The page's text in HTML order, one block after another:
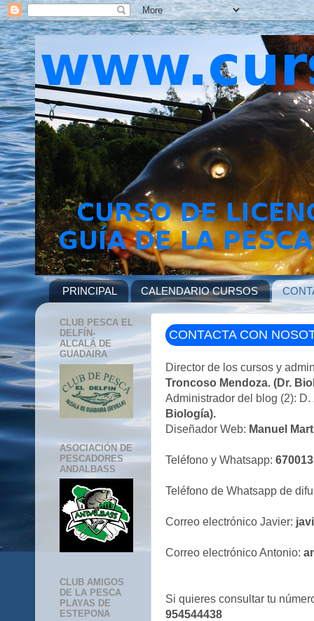
PRINCIPAL CALENDARIO CURSOS
CONTACTA CON
Director de los cursos y
Troncoso Mendoza. (Dr.
Administrador del blog (2): D.
Biología).
Diseñador Web: Manuel
Teléfono y Whatsapp:
Teléfono de Whatsapp de
Correo electrónico Javier:
Correo electrónico Antonio:
Si quieres consultar tu
954544438
CLUB PESCA EL
DELFÍN-
ALCALÁ DE
GUADAIRA
ASOCIACIÓN DE
PESCADORES
ANDALBASS
CLUB AMIGOS
DE LA PESCA
PLAYAS DE
ESTEPONA